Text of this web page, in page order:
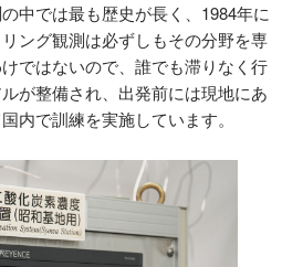
中では最も歴史が長く、1984年に
ング観測は必ずしもその分野を専
ではないので、誰でも滞りなく行
が整備され、出発前には現地にあ
内で訓練を実施しています。